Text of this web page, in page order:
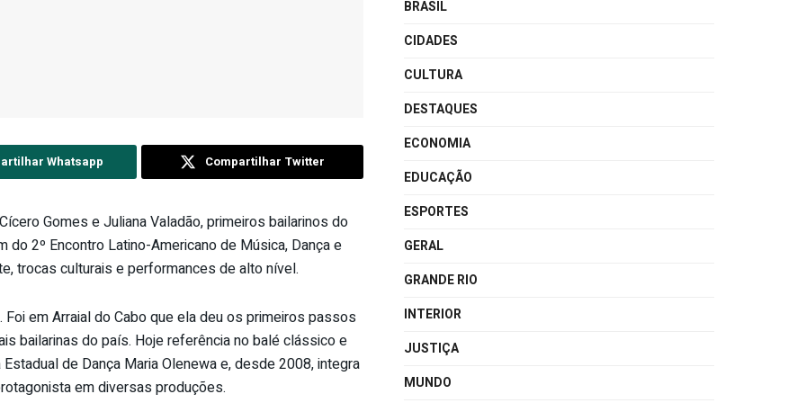
Whatsapp Compartilhar Twitter
Gomes e Juliana Valadão, primeiros bailarinos do
2º Encontro Latino-Americano de Música, Dança e
trocas culturais e performances de alto nível.
em Arraial do Cabo que ela deu os primeiros passos
bailarinas do país. Hoje referência no balé clássico e
de Dança Maria Olenewa e, desde 2008, integra
em diversas produções.
BRASIL
CIDADES
CULTURA
DESTAQUES
ECONOMIA
EDUCAÇÃO
ESPORTES
GERAL
GRANDE RIO
INTERIOR
JUSTIÇA
MUNDO